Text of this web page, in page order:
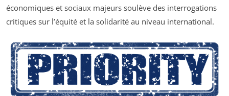
économiques et sociaux majeurs soulève des interrogations
critiques sur l’équité et la solidarité au niveau international.